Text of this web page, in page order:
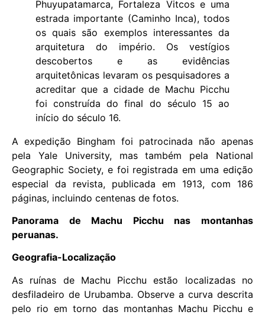
Phuyupatamarca, Fortaleza Vitcos e uma
estrada importante (Caminho Inca), todos
os quais são exemplos interessantes da
arquitetura do império. Os vestígios
descobertos e as evidências
arquitetônicas levaram os pesquisadores a
acreditar que a cidade de Machu Picchu
foi construída do final do século 15 ao
início do século 16.
A expedição Bingham foi patrocinada não apenas
pela Yale University, mas também pela National
Geographic Society, e foi registrada em uma edição
especial da revista, publicada em 1913, com 186
páginas, incluindo centenas de fotos.
Panorama de Machu Picchu nas montanhas
peruanas.
Geografia-Localização
As ruínas de Machu Picchu estão localizadas no
desfiladeiro de Urubamba. Observe a curva descrita
pelo rio em torno das montanhas Machu Picchu e